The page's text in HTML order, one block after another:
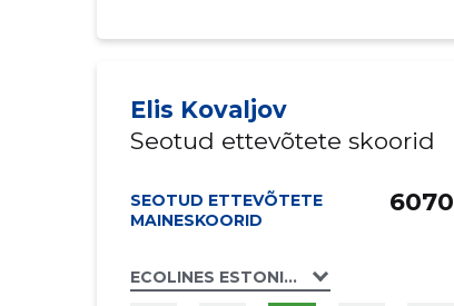
Elis Kovaljov
Seotud ettevõtete skoorid
SEOTUD ETTEVÕTETE
MAINESKOORID
ECOLINES ESTONIA OÜ
6070